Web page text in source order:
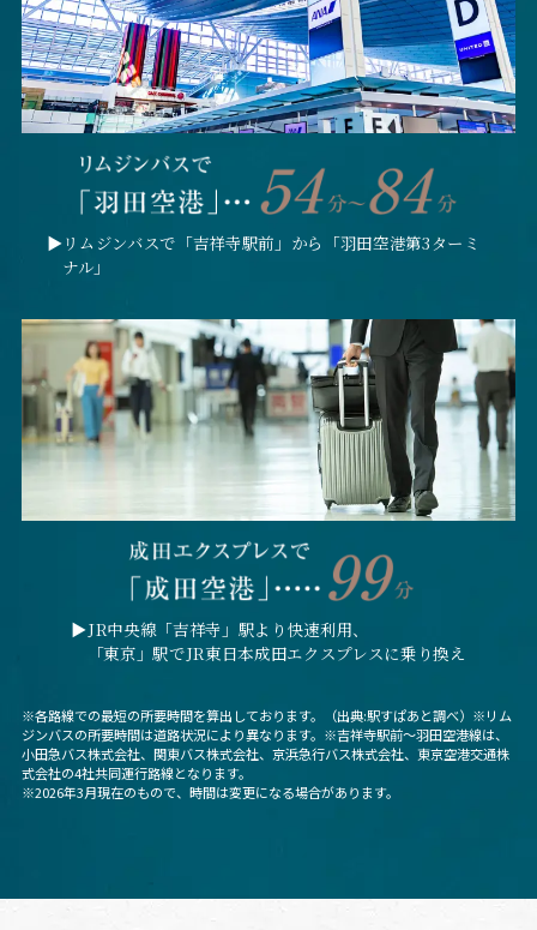
▶︎リムジンバスで「吉祥寺駅前」から「羽田空港第3ターミ
ナル」
▶︎JR中央線「吉祥寺」駅より快速利用、
「東京」駅でJR東日本成田エクスプレスに乗り換え
※各路線での最短の所要時間を算出しております。（出典:駅すぱあと調べ）※リム
ジンバスの所要時間は道路状況により異なります。※吉祥寺駅前〜羽田空港線は、
小田急バス株式会社、関東バス株式会社、京浜急行バス株式会社、東京空港交通株
式会社の4社共同運行路線となります。
※2026年3月現在のもので、時間は変更になる場合があります。